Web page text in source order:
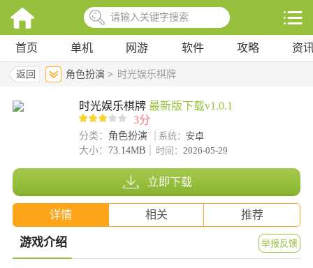
首页 单机 网游 软件 攻略 资
返回 角色扮演 > 时光娱乐棋牌
时光娱乐棋牌 最新版下载v1.0.1
3分
分类： 角色扮演 系统： 安卓
大小： 73.14MB 时间： 2026-05-29
立即下载
详情 相关 推荐
游戏介绍 举报反馈